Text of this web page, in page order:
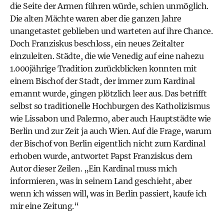
die Seite der Armen führen würde, schien unmöglich.
Die alten Mächte waren aber die ganzen Jahre
unangetastet geblieben und warteten auf ihre Chance.
Doch Franziskus beschloss, ein neues Zeitalter
einzuleiten. Städte, die wie Venedig auf eine nahezu
1.000jährige Tradition zurückblicken konnten mit
einem Bischof der Stadt, der immer zum Kardinal
ernannt wurde, gingen plötzlich leer aus. Das betrifft
selbst so traditionelle Hochburgen des Katholizismus
wie Lissabon und Palermo, aber auch Hauptstädte wie
Berlin und zur Zeit ja auch Wien. Auf die Frage, warum
der Bischof von Berlin eigentlich nicht zum Kardinal
erhoben wurde, antwortet Papst Franziskus dem
Autor dieser Zeilen. „Ein Kardinal muss mich
informieren, was in seinem Land geschieht, aber
wenn ich wissen will, was in Berlin passiert, kaufe ich
mir eine Zeitung.“